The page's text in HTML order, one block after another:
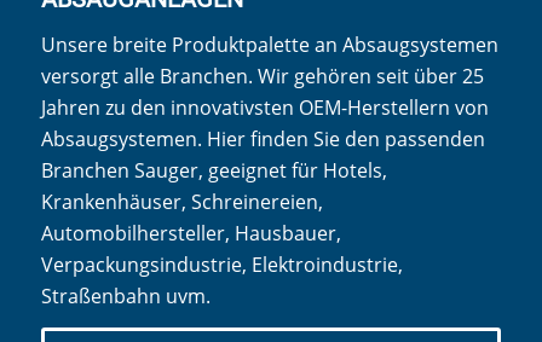
Unsere breite Produktpalette an Absaugsystemen
versorgt alle Branchen. Wir gehören seit über 25
Jahren zu den innovativsten OEM-Herstellern von
Absaugsystemen. Hier finden Sie den passenden
Branchen Sauger, geeignet für Hotels,
Krankenhäuser, Schreinereien,
Automobilhersteller, Hausbauer,
Verpackungsindustrie, Elektroindustrie,
Straßenbahn uvm.